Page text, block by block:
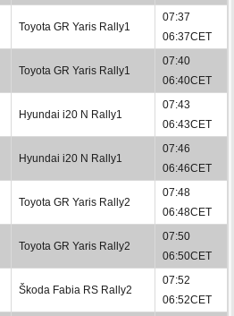
Toyota GR Yaris Rally1
07:37
06:37CET
Toyota GR Yaris Rally1
07:40
06:40CET
Hyundai i20 N Rally1
07:43
06:43CET
Hyundai i20 N Rally1
07:46
06:46CET
Toyota GR Yaris Rally2
07:48
06:48CET
Toyota GR Yaris Rally2
07:50
06:50CET
Škoda Fabia RS Rally2
07:52
06:52CET